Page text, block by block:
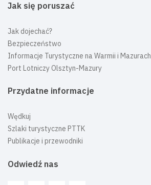
Jak się poruszać
Jak dojechać?
Bezpieczeństwo
Informacje Turystyczne na Warmii i Mazurach
Port Lotniczy Olsztyn-Mazury
Przydatne informacje
Wędkuj
Szlaki turystyczne PTTK
Publikacje i przewodniki
Odwiedź nas